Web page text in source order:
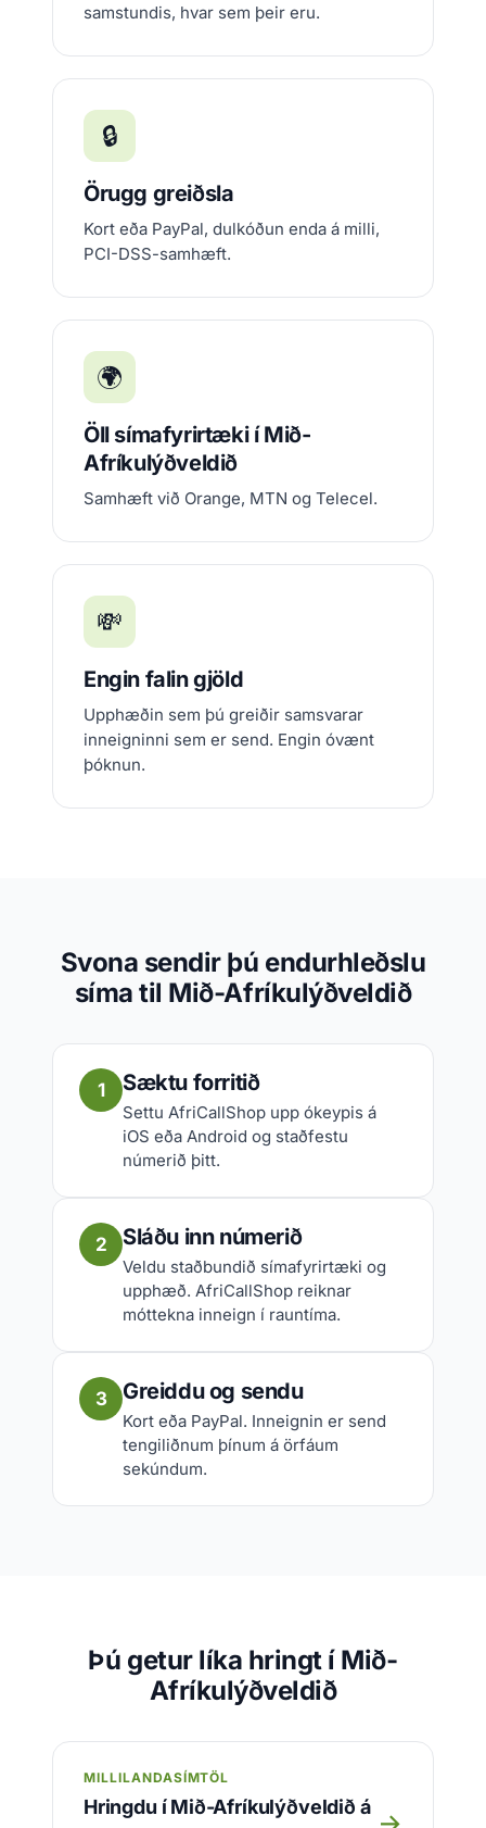
samstundis, hvar sem þeir eru.
🔒
Örugg greiðsla
Kort eða PayPal, dulkóðun enda á milli,
PCI-DSS-samhæft.
🌍
Öll símafyrirtæki í Mið-
Afríkulýðveldið
Samhæft við Orange, MTN og Telecel.
💸
Engin falin gjöld
Upphæðin sem þú greiðir samsvarar
inneigninni sem er send. Engin óvænt
þóknun.
Svona sendir þú endurhleðslu
síma til Mið-Afríkulýðveldið
1 Sæktu forritið
Settu AfriCallShop upp ókeypis á
iOS eða Android og staðfestu
númerið þitt.
2 Sláðu inn númerið
Veldu staðbundið símafyrirtæki og
upphæð. AfriCallShop reiknar
móttekna inneign í rauntíma.
3 Greiddu og sendu
Kort eða PayPal. Inneignin er send
tengiliðnum þínum á örfáum
sekúndum.
Þú getur líka hringt í Mið-
Afríkulýðveldið
MILLILANDASÍMTÖL
Hringdu í Mið-Afríkulýðveldið á